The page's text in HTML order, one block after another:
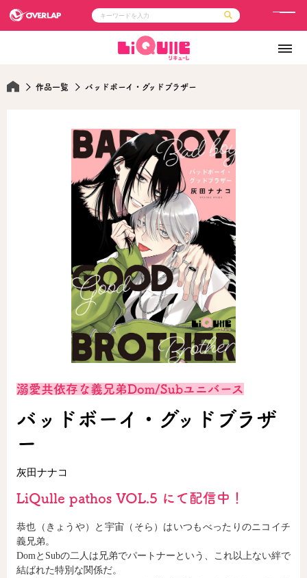
LiQulle
ラブパルフェ
ライトノベル
ノベルスf
ロサージュノベルス
企業
アクセス
オーバーラップホールディングス
お問い合わせはこちら
オーバーラップ文庫
オーバーラップノベルス
オーバーラップノベルスf
ロサージュノベルス
コミックガルド
リキューレ
メ
作品一覧 バッドボーイ・グッドブラザー
溺愛共依存な義兄弟Dom/Subユニバース
バッドボーイ・グッドブラザ
ー
灰田ナナコ
LiQulle pathos VOL.5 にて配信中！
恭也（きょうや）と宇宙（そら）はいつもべったりのニコイチ
義兄弟。
DomとSubの二人は兄弟でパートナーという、これ以上ない絆で
結ばれた特別な関係だ。